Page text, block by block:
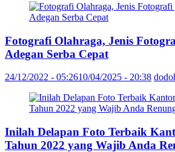
Fotografi Olahraga, Jenis
Adegan Serba Cepat
24/12/2022 - 05:2610/04/2025 - 20:38
Inilah Delapan Foto Terbaik
Tahun 2022 yang Wajib Anda